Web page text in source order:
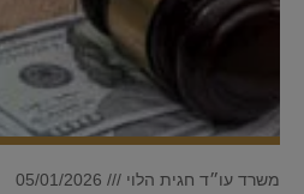
משרד עו״ד חגית הלוי